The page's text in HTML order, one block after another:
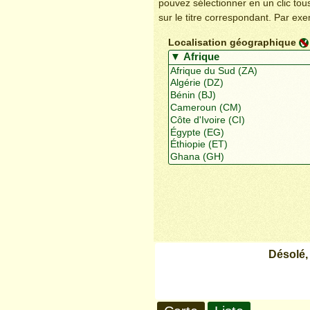
pouvez sélectionner en un clic
sur le titre correspondant. Par
Localisation géographique